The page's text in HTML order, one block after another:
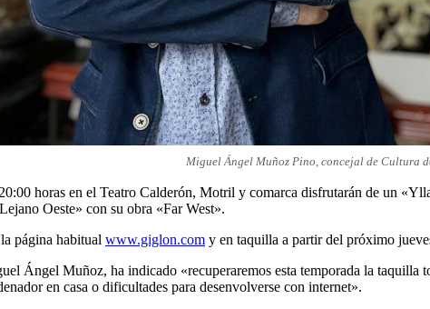
Miguel Ángel Muñoz Pino, concejal de Cultura
horas en el Teatro Calderón, Motril y comarca disfrutarán de un
Oeste» con su obra «Far West».
página habitual www.giglon.com y en taquilla a partir del próximo
Ángel Muñoz, ha indicado «recuperaremos esta temporada la taquilla
en casa o dificultades para desenvolverse con internet».